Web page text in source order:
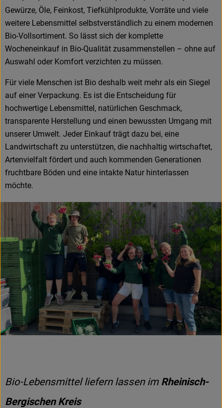
Gewürze, Öle, Feinkost, Tiefkühlprodukte, Vorräte und viele
weitere Lebensmittel selbstverständlich zu einem modernen
Bio-Vollsortiment. So lässt sich der komplette
Wocheneinkauf in Bio-Qualität zusammenstellen – ohne auf
Auswahl oder Komfort verzichten zu müssen.
Für viele Menschen ist Bio deshalb weit mehr als ein Siegel
auf einer Verpackung. Es ist die Entscheidung für
hochwertige Lebensmittel, natürlichen Geschmack,
transparente Herstellung und einen bewussten Umgang mit
unserer Umwelt. Jeder Einkauf trägt dazu bei, eine
Landwirtschaft zu unterstützen, die nachhaltig wirtschaftet,
Artenvielfalt fördert und auch kommenden Generationen
fruchtbare Böden und eine intakte Natur hinterlassen
möchte.
Bio-Lebensmittel liefern lassen im Rheinisch-
Bergischen Kreis